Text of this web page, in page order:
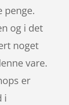
penge.
og i det
noget
vare.
er
i